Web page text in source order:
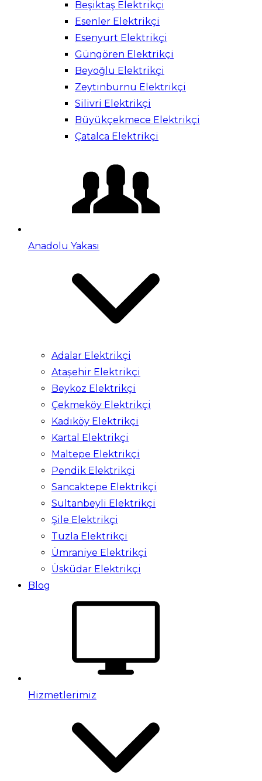
Beşiktaş Elektrikçi
Esenler Elektrikçi
Esenyurt Elektrikçi
Güngören Elektrikçi
Beyoğlu Elektrikçi
Zeytinburnu Elektrikçi
Silivri Elektrikçi
Büyükçekmece Elektrikçi
Çatalca Elektrikçi
Anadolu Yakası
Adalar Elektrikçi
Ataşehir Elektrikçi
Beykoz Elektrikçi
Çekmeköy Elektrikçi
Kadıköy Elektrikçi
Kartal Elektrikçi
Maltepe Elektrikçi
Pendik Elektrikçi
Sancaktepe Elektrikçi
Sultanbeyli Elektrikçi
Şile Elektrikçi
Tuzla Elektrikçi
Ümraniye Elektrikçi
Üsküdar Elektrikçi
Blog
Hizmetlerimiz